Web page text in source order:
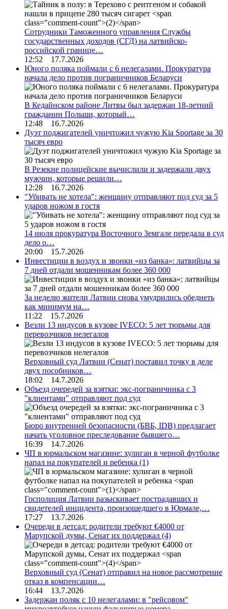
Сотрудники Таможенного управления Службы
государственных доходов (СГД) на латвийско-
российской границе…
12:52 17.7.2026
Юного поляка поймали с 6 нелегалами. Прокуратура
начала дело против пограничников Беларуси
В Кедайнском районе Литвы был задержан 18-летний
гражданин Польши, который…
12:48 16.7.2026
Дуэт поджигателей уничтожил чужую Kia Sportage за 30
тысяч евро
В Резекне полицейские вычислили и задержали двух
мужчин, которые решили…
12:28 16.7.2026
"Убивать не хотела": женщину отправляют под суд за 5
ударов ножом в гостя
14 июля прокуратура Восточного Земгале передала в суд
дело о…
20:00 15.7.2026
Инвестиции в воздух и звонки «из банка»: латвийцы за
7 дней отдали мошенникам более 360 000
За неделю жители Латвии снова умудрились обеднеть
как минимум на…
11:22 15.7.2026
Везли 13 индусов в кузове IVECO: 5 лет тюрьмы для
перевозчиков нелегалов
Верховный суд Латвии (Сенат) поставил точку в деле
двух пособников…
18:02 14.7.2026
Объезд очередей за взятки: экс-пограничника с 3
"клиентами" отправляют под суд
Бюро внутренней безопасности (БВБ, IDB) предлагает
начать уголовное преследование бывшего…
16:39 14.7.2026
ЧП в юрмальском магазине: хулиган в черной футболке
напал на покупателей и ребенка (1)
Госполиция Латвии разыскивает пострадавших и
свидетелей инцидента, произошедшего в Юрмале,…
17:27 13.7.2026
Очереди в детсад: родители требуют €4000 от
Марупской думы, Сенат их поддержал (4)
Верховный суд (Сенат) отправил на новое рассмотрение
отказ в компенсации…
16:44 13.7.2026
Задержан поляк с 10 нелегалами: в "рейсовом"